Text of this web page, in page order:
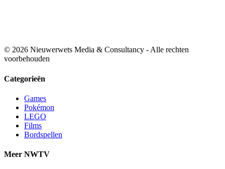
© 2026 Nieuwerwets Media & Consultancy - Alle rechten
voorbehouden
Categorieën
Games
Pokémon
LEGO
Films
Bordspellen
Meer NWTV